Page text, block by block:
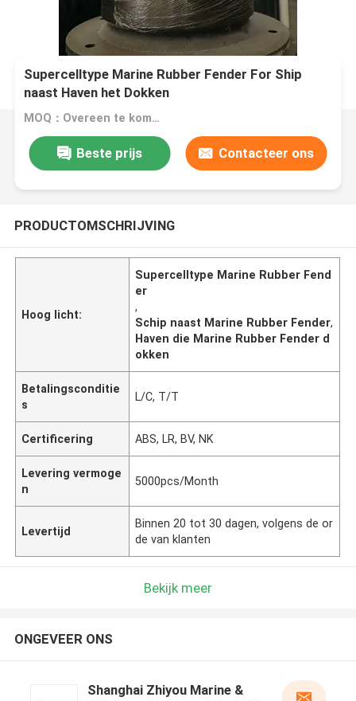
Supercelltype Marine Rubber Fender For Ship
naast Haven het Dokken
MOQ：Overeen te komen
Beste prijs Contacteer ons
PRODUCTOMSCHRIJVING
Hoog licht:
Supercelltype Marine Rubber Fend
er
,
Schip naast Marine Rubber Fender,
Haven die Marine Rubber Fender d
okken
Betalingsconditie
s
L/C, T/T
Certificering ABS, LR, BV, NK
Levering vermoge
n
5000pcs/Month
Levertijd
Binnen 20 tot 30 dagen, volgens de or
de van klanten
Bekijk meer
ONGEVEER ONS
Shanghai Zhiyou Marine &